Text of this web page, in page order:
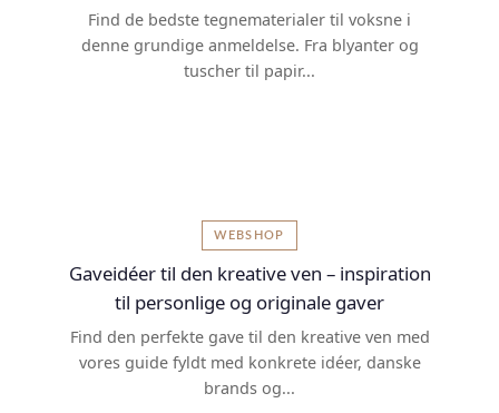
Find de bedste tegnematerialer til voksne i
denne grundige anmeldelse. Fra blyanter og
tuscher til papir...
WEBSHOP
Gaveidéer til den kreative ven – inspiration
til personlige og originale gaver
Find den perfekte gave til den kreative ven med
vores guide fyldt med konkrete idéer, danske
brands og...